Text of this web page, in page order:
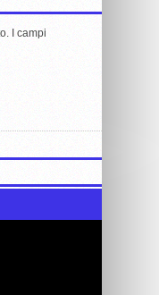
I campi